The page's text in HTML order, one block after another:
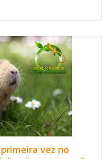
vez no